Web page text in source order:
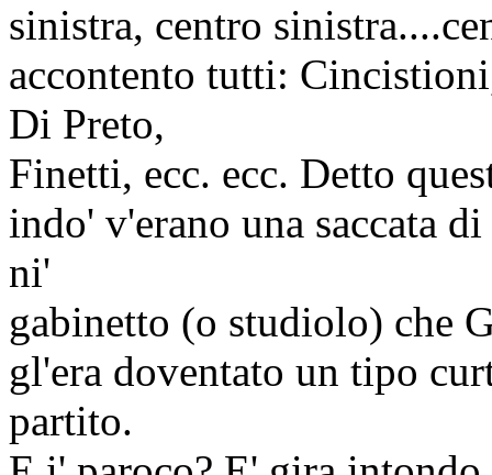
sinistra, centro
accontento tutti:
Di Preto,
Finetti, ecc. ecc. Detto
indo' v'erano una saccata
ni'
gabinetto (o studiolo) che
gl'era doventato un tipo
partito.